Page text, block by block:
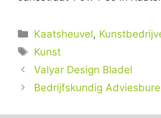
Categorieën
Kaatsheuvel,
Tags
Kunst
Valyar Design Bladel
Bedrijfskundig